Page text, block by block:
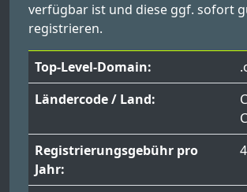
verfügbar ist und diese ggf. sofort
registrieren.
Top-Level-Domain:
Ländercode / Land:
Registrierungsgebühr pro
Jahr: